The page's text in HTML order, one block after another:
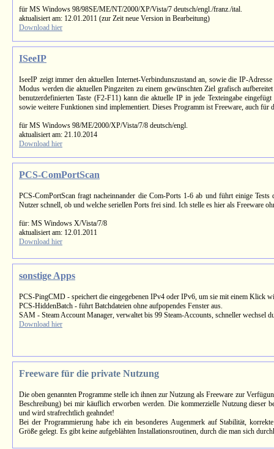
für MS Windows 98/98SE/ME/NT/2000/XP/Vista/7 deutsch/engl./franz./ital.
aktualisiert am: 12.01.2011 (zur Zeit neue Version in Bearbeitung)
Download hier
ISeeIP
IseeIP zeigt immer den aktuellen Internet-Verbindunszustand an, sowie die IP-
Modus werden die aktuellen Pingzeiten zu einem gewünschten Ziel grafisch
benutzerdefinierten Taste (F2-F11) kann die aktuelle IP in jede Texteingabe
sowie weitere Funktionen sind implementiert. Dieses Programm ist Freeware, auch für
für MS Windows 98/ME/2000/XP/Vista/7/8 deutsch/engl.
aktualisiert am: 21.10.2014
Download hier
PCS-ComPortScan
PCS-ComPortScan fragt nacheinnander die Com-Ports 1-6 ab und führt einige
Nutzer schnell, ob und welche seriellen Ports frei sind. Ich stelle es hier als Freeware
für: MS Windows X/Vista/7/8
aktualisiert am: 12.01.2011
Download hier
sonstige Apps
PCS-PingCMD - speichert die eingegebenen IPv4 oder IPv6, um sie mit einem Klick
PCS-HiddenBatch - führt Batchdateien ohne aufpopendes Fenster aus.
SAM - Steam Account Manager, verwaltet bis 99 Steam-Accounts, schneller wechsel
Download hier
Freeware für die private Nutzung
Die oben genannten Programme stelle ich ihnen zur Nutzung als Freeware zur
Beschreibung) bei mir käuflich erworben werden. Die kommerzielle Nutzung dieser
und wird strafrechtlich geahndet!
Bei der Programmierung habe ich ein besonderes Augenmerk auf Stabilität,
Größe gelegt. Es gibt keine aufgeblähten Installationsroutinen, durch die man sich